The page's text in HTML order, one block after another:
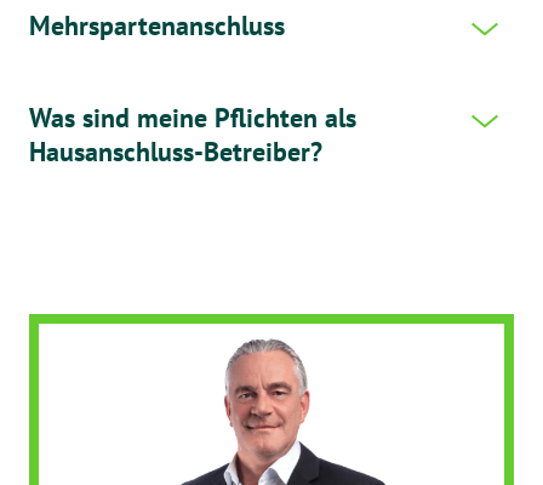
Mehrspartenanschluss
Was sind meine Pflichten als
Hausanschluss-Betreiber?